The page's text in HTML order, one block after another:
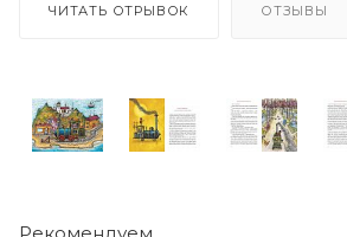
ЧИТАТЬ ОТРЫВОК ОТЗЫВЫ